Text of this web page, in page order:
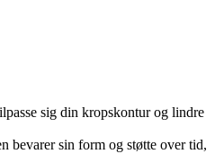
sig din kropskontur og lindre
bevarer sin form og støtte over tid,